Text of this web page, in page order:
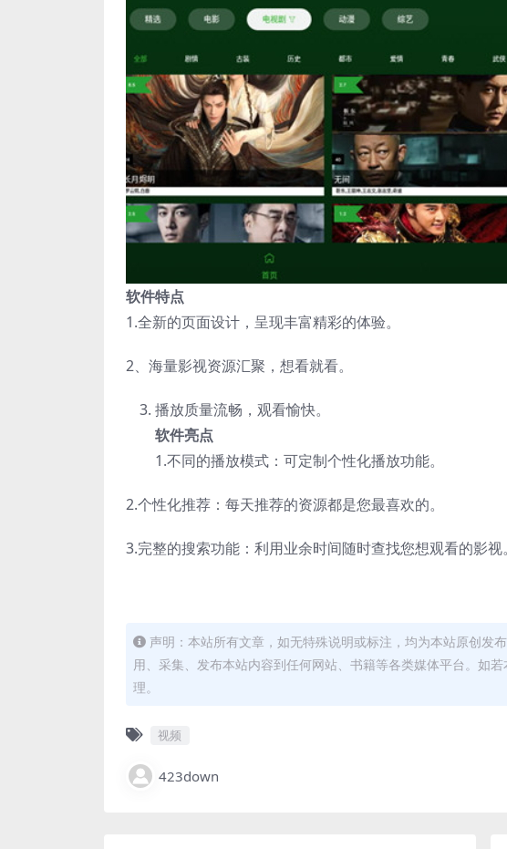
软件特点
1.全新的页面设计，呈现丰富精彩的体验。
2、海量影视资源汇聚，想看就看。
播放质量流畅，观看愉快。
软件亮点
1.不同的播放模式：可定制个性化播放功能。
2.个性化推荐：每天推荐的资源都是您最喜欢的。
3.完整的搜索功能：利用业余时间随时查找您想观看的影视。
声明：本站所有文章，如无特殊说明或标注，均为本站原创发
用、采集、发布本站内容到任何网站、书籍等各类媒体平台。如
理。
视频
423down